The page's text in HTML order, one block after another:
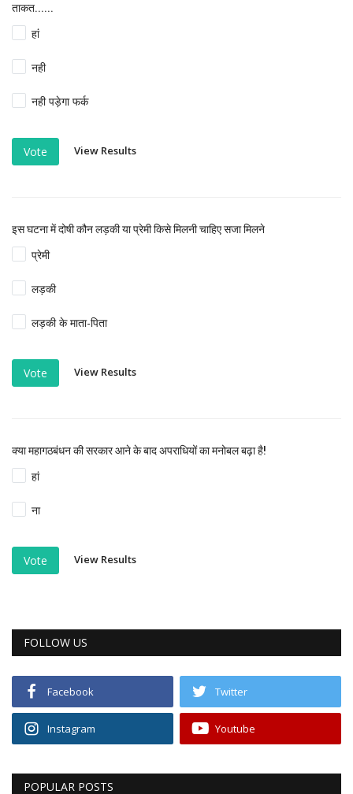
ताकत......
हां
नही
नही पड़ेगा फर्क
Vote View Results
इस घटना में दोषी कौन लड़की या प्रेमी किसे मिलनी चाहिए सजा मिलने
प्रेमी
लड़की
लड़की के माता-पिता
Vote View Results
क्या महागठबंधन की सरकार आने के बाद अपराधियों का मनोबल बढ़ा है!
हां
ना
Vote View Results
FOLLOW US
Facebook Twitter
Instagram Youtube
POPULAR POSTS